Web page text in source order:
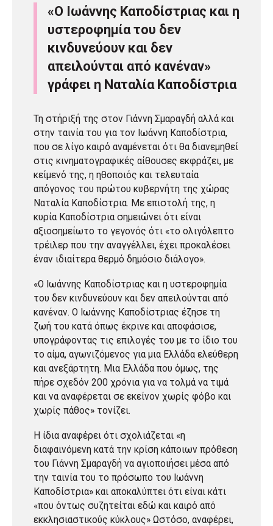
«Ο Ιωάννης Καποδίστριας και η
υστεροφημία του δεν
κινδυνεύουν και δεν
απειλούνται από κανέναν»
γράφει η Ναταλία Καποδίστρια
Τη στήριξή της στον Γιάννη Σμαραγδή αλλά και
στην ταινία του για τον Ιωάννη Καποδίστρια,
που σε λίγο καιρό αναμένεται ότι θα διανεμηθεί
στις κινηματογραφικές αίθουσες εκφράζει, με
κείμενό της, η ηθοποιός και τελευταία
απόγονος του πρώτου κυβερνήτη της χώρας
Ναταλία Καποδίστρια. Με επιστολή της, η
κυρία Καποδίστρια σημειώνει ότι είναι
αξιοσημείωτο το γεγονός ότι «το ολιγόλεπτο
τρέιλερ που την αναγγέλλει, έχει προκαλέσει
έναν ιδιαίτερα θερμό δημόσιο διάλογο».
«Ο Ιωάννης Καποδίστριας και η υστεροφημία
του δεν κινδυνεύουν και δεν απειλούνται από
κανέναν. Ο Ιωάννης Καποδίστριας έζησε τη
ζωή του κατά όπως έκρινε και αποφάσισε,
υπογράφοντας τις επιλογές του με το ίδιο του
το αίμα, αγωνιζόμενος για μια Ελλάδα ελεύθερη
και ανεξάρτητη. Μια Ελλάδα που όμως, της
πήρε σχεδόν 200 χρόνια για να τολμά να τιμά
και να αναφέρεται σε εκείνον χωρίς φόβο και
χωρίς πάθος» τονίζει.
Η ίδια αναφέρει ότι σχολιάζεται «η
διαφαινόμενη κατά την κρίση κάποιων πρόθεση
του Γιάννη Σμαραγδή να αγιοποιήσει μέσα από
την ταινία του το πρόσωπο του Ιωάννη
Καποδίστρια» και αποκαλύπτει ότι είναι κάτι
«που όντως συζητείται εδώ και καιρό από
εκκλησιαστικούς κύκλους» Ωστόσο, αναφέρει,